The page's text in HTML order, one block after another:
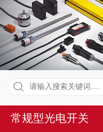
常规型光电开关